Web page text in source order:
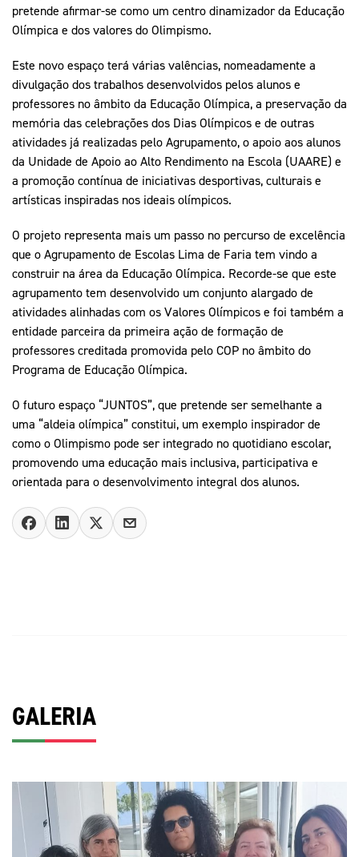
pretende afirmar-se como um centro dinamizador da Educação
Olímpica e dos valores do Olimpismo.
Este novo espaço terá várias valências, nomeadamente a
divulgação dos trabalhos desenvolvidos pelos alunos e
professores no âmbito da Educação Olímpica, a preservação da
memória das celebrações dos Dias Olímpicos e de outras
atividades já realizadas pelo Agrupamento, o apoio aos alunos
da Unidade de Apoio ao Alto Rendimento na Escola (UAARE) e
a promoção contínua de iniciativas desportivas, culturais e
artísticas inspiradas nos ideais olímpicos.
O projeto representa mais um passo no percurso de excelência
que o Agrupamento de Escolas Lima de Faria tem vindo a
construir na área da Educação Olímpica. Recorde-se que este
agrupamento tem desenvolvido um conjunto alargado de
atividades alinhadas com os Valores Olímpicos e foi também a
entidade parceira da primeira ação de formação de
professores creditada promovida pelo COP no âmbito do
Programa de Educação Olímpica.
O futuro espaço “JUNTOS”, que pretende ser semelhante a
uma “aldeia olímpica” constitui, um exemplo inspirador de
como o Olimpismo pode ser integrado no quotidiano escolar,
promovendo uma educação mais inclusiva, participativa e
orientada para o desenvolvimento integral dos alunos.
GALERIA